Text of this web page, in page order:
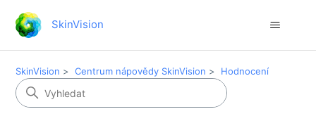
SkinVision
SkinVision Centrum nápovědy SkinVision Hodnocení